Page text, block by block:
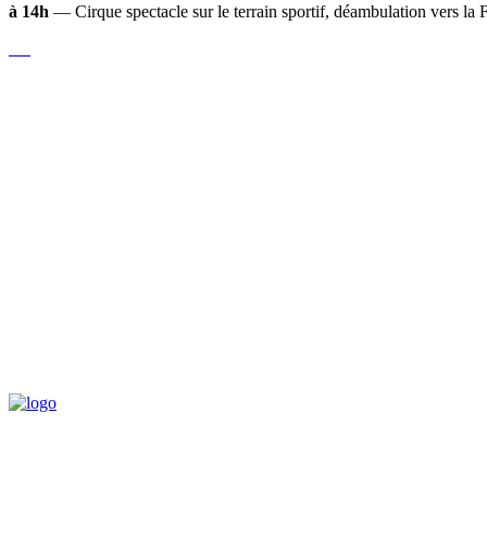
à 14h — Cirque spectacle sur le terrain sportif, déambulation vers la